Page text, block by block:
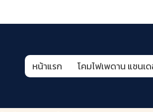
หน้าแรก โคมไฟเพดาน แชนเ